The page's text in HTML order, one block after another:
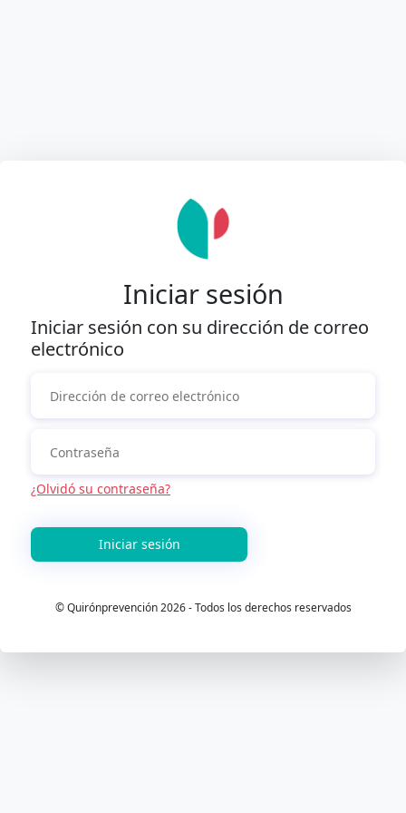
Iniciar sesión
Iniciar sesión con su dirección de correo
electrónico
¿Olvidó su contraseña?
Iniciar sesión
© Quirónprevención 2026 - Todos los derechos reservados